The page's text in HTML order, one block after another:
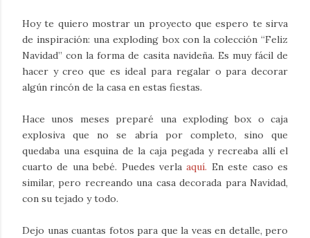
Hoy te quiero mostrar un proyecto que espero te sirva
de inspiración: una exploding box con la colección “Feliz
Navidad” con la forma de casita navideña. Es muy fácil de
hacer y creo que es ideal para regalar o para decorar
algún rincón de la casa en estas fiestas.
Hace unos meses preparé una exploding box o caja
explosiva que no se abría por completo, sino que
quedaba una esquina de la caja pegada y recreaba allí el
cuarto de una bebé. Puedes verlaaquí. En este caso es
similar, pero recreando una casa decorada para Navidad,
con su tejado y todo.
Dejo unas cuantas fotos para que la veas en detalle, pero